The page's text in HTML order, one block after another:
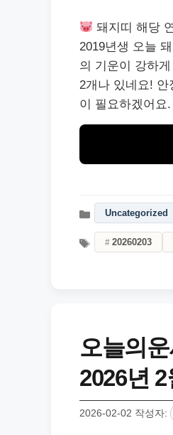
돼지띠 해당
2019년생 오늘
의 기운이 강하
2개나 있네요!
이 필요하겠어요.
Uncategorized
20260203
오늘의
2026년 2
2026-02-02 작성자: